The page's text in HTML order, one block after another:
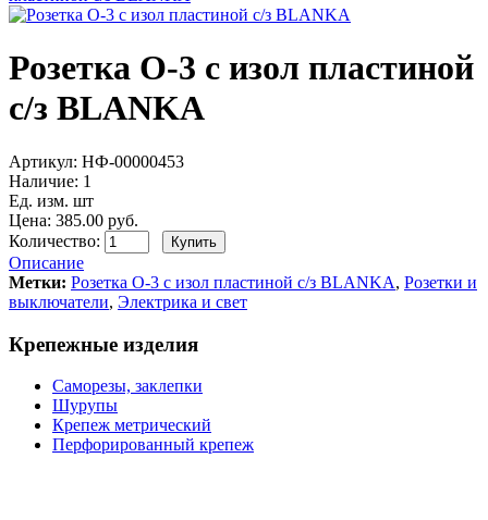
Розетка О-3 с изол пластиной
с/з BLANKA
Артикул: НФ-00000453
Наличие: 1
Ед. изм. шт
Цена: 385.00 руб.
Количество:
Описание
Метки: Розетка О-3 с изол пластиной с/з BLANKA, Розетки и
выключатели, Электрика и свет
Крепежные изделия
Саморезы, заклепки
Шурупы
Крепеж метрический
Перфорированный крепеж